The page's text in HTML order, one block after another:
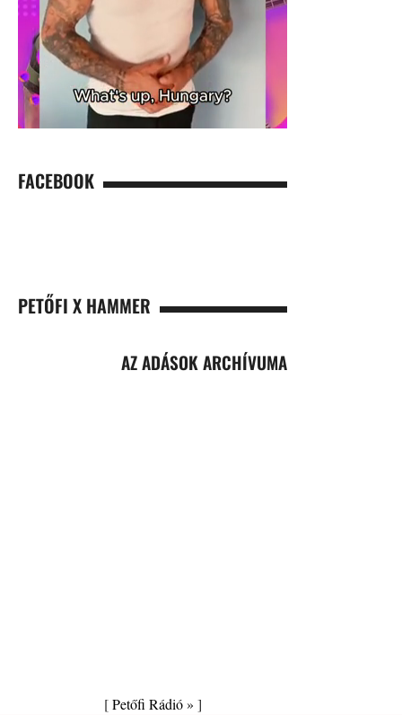
FACEBOOK
PETŐFI X HAMMER
AZ ADÁSOK ARCHÍVUMA
[Petőfi Rádió » ]